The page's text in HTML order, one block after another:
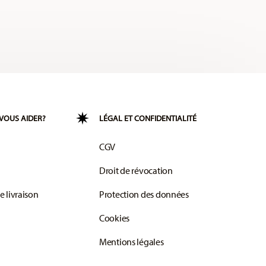
AIDER?
livraison
LÉGAL ET CONFIDENTIALITÉ
CGV
Droit de révocation
Protection des données
Cookies
Mentions légales